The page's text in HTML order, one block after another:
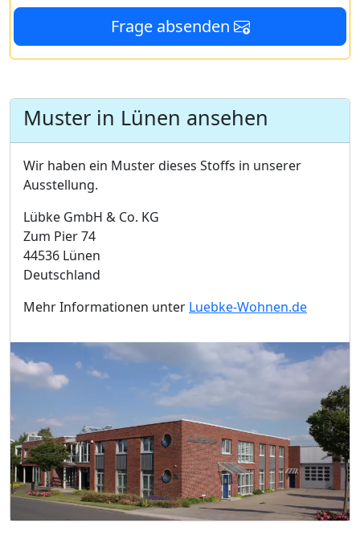
Frage absenden
Muster in Lünen ansehen
Wir haben ein Muster dieses Stoffs in unserer
Ausstellung.
Lübke GmbH & Co. KG
Zum Pier 74
44536 Lünen
Deutschland
Mehr Informationen unter Luebke-Wohnen.de